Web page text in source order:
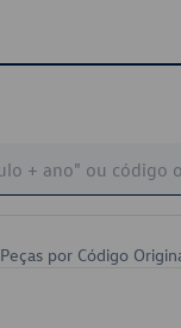
Peças por Código